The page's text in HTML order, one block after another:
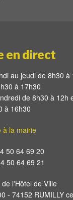
en direct
au jeudi de 8h30 à
à 17h30
de 8h30 à 12h
à 16h30
à la mairie
50 64 69 20
50 64 69 21
de l'Hôtel de Ville
- 74152 RUMILLY